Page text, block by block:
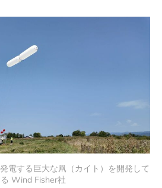
電する巨大な凧（カイト）を開発して
Wind Fisher社